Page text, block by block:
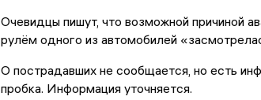
Очевидцы пишут, что возможной причиной
рулём одного из автомобилей
О пострадавших не сообщается, но есть
пробка. Информация уточняется.